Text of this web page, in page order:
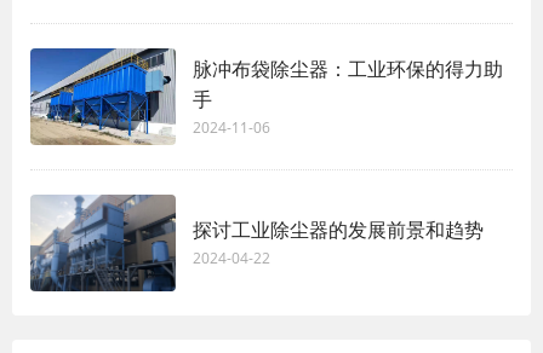
脉冲布袋除尘器：工业环保的得力助
手
2024-11-06
探讨工业除尘器的发展前景和趋势
2024-04-22